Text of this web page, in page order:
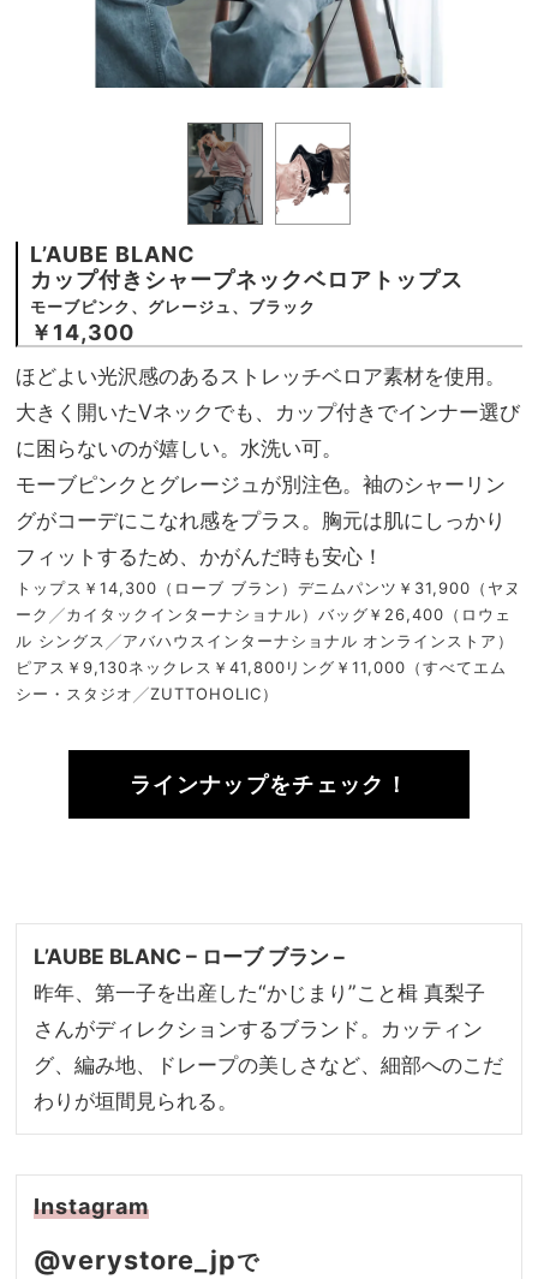
L’AUBE BLANC
カップ付きシャープネックベロアトップス
モーブピンク、グレージュ、ブラック
￥14,300
ほどよい光沢感のあるストレッチベロア素材を使用。
大きく開いたVネックでも、カップ付きでインナー選び
に困らないのが嬉しい。水洗い可。
モーブピンクとグレージュが別注色。袖のシャーリン
グがコーデにこなれ感をプラス。胸元は肌にしっかり
フィットするため、かがんだ時も安心！
トップス￥14,300（ローブ ブラン）デニムパンツ￥31,900（ヤヌ
ーク╱カイタックインターナショナル）バッグ￥26,400（ロウェ
ル シングス╱アバハウスインターナショナル オンラインストア）
ピアス￥9,130ネックレス￥41,800リング￥11,000（すべてエム
シー・スタジオ╱ZUTTOHOLIC）
ラインナップをチェック！
L’AUBE BLANC – ローブ ブラン –
昨年、第一子を出産した“かじまり”こと楫 真梨子
さんがディレクションするブランド。カッティン
グ、編み地、ドレープの美しさなど、細部へのこだ
わりが垣間見られる。
Instagram
@verystore_jpで